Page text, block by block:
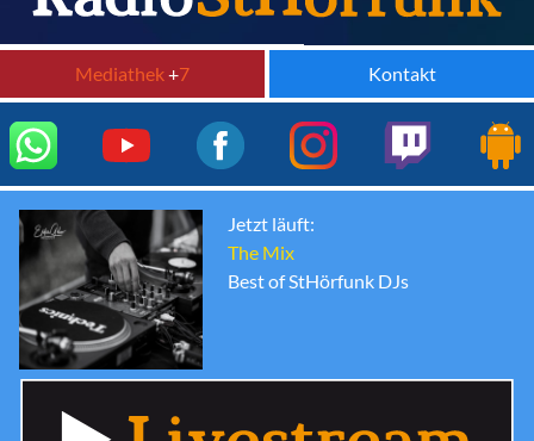
Mediathek+7 Kontakt
Jetzt läuft:
The Mix
Best of StHörfunk DJs